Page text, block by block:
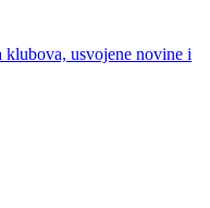
klubova, usvojene novine i